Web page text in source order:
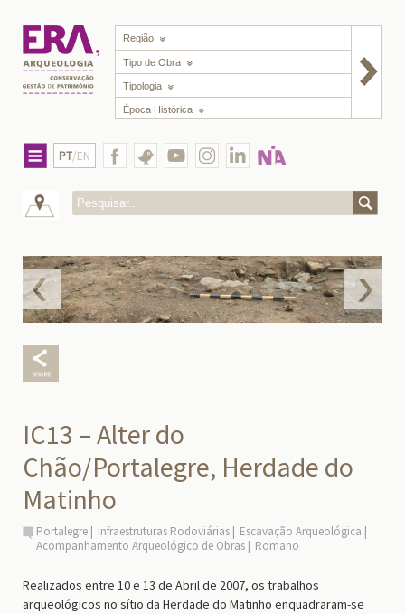
Região
Tipo de Obra
Tipologia
Época Histórica
PT/EN
IC13 – Alter do
Chão/Portalegre, Herdade do
Matinho
Portalegre Infraestruturas Rodoviárias
Escavação Arqueológica
Acompanhamento Arqueológico de Obras
Romano
Realizados entre 10 e 13 de Abril de 2007, os trabalhos
arqueológicos no sítio da Herdade do Matinho enquadraram-se